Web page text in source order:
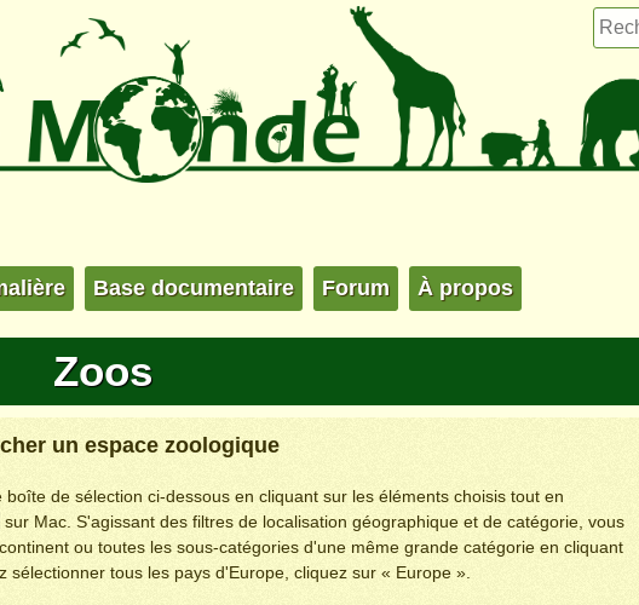
Base documentaire Forum À propos
Zoos
un espace zoologique
de sélection ci-dessous en cliquant sur les éléments choisis tout en
sur Mac. S'agissant des filtres de localisation géographique et de catégorie, vous
ou toutes les sous-catégories d'une même grande catégorie en cliquant
tous les pays d'Europe, cliquez sur « Europe ».